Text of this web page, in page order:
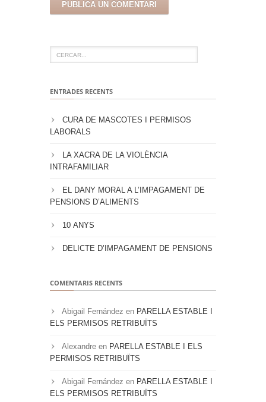
ENTRADES RECENTS
CURA DE MASCOTES I PERMISOS
LABORALS
LA XACRA DE LA VIOLÈNCIA
INTRAFAMILIAR
EL DANY MORAL A L’IMPAGAMENT DE
PENSIONS D’ALIMENTS
10 ANYS
DELICTE D’IMPAGAMENT DE PENSIONS
COMENTARIS RECENTS
Abigail Fernández en PARELLA ESTABLE I
ELS PERMISOS RETRIBUÏTS
Alexandre en PARELLA ESTABLE I ELS
PERMISOS RETRIBUÏTS
Abigail Fernández en PARELLA ESTABLE I
ELS PERMISOS RETRIBUÏTS